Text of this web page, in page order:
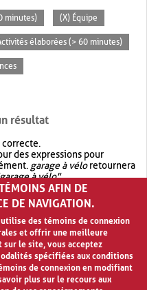
minutes) (X) Équipe
élaborées (> 60 minutes)
résultat
des expressions pour
garage à véloretournera
à vélo".
avec OR.garage OR vélo
quegarage à vélo
AFIN DE
DE NAVIGATION.
des témoins de connexion
et offrir une meilleure
sur le site, vous acceptez
spécifiées aux conditions
de connexion en modifiant
plus sur le recours aux